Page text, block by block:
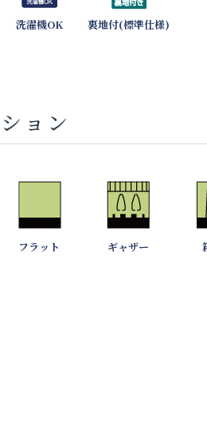
洗濯機OK 裏地付(標準仕様)
ョン
フラット ギャザー